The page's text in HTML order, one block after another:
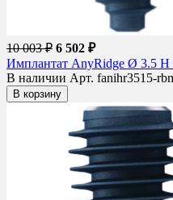
10 003 ₽ 6 502 ₽
Имплантат AnyRidge Ø 3.5 H
В наличии Арт. fanihr3515-
В корзину